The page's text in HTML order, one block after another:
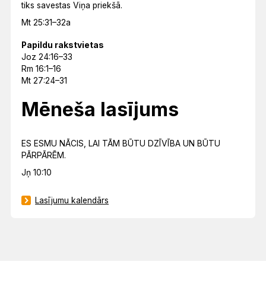
tiks savestas Viņa priekšā.
Mt 25:31–32a
Papildu rakstvietas
Joz 24:16–33
Rm 16:1–16
Mt 27:24–31
Mēneša lasījums
ES ESMU NĀCIS, LAI TĀM BŪTU DZĪVĪBA UN BŪTU
PĀRPĀRĒM.
Jņ 10:10
Lasījumu kalendārs